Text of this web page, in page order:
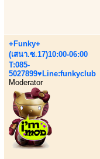
+Funky+
(เสนา.ซ.17)10:00-06:00
T:085-
5027899♥Line:funkyclub
Moderator